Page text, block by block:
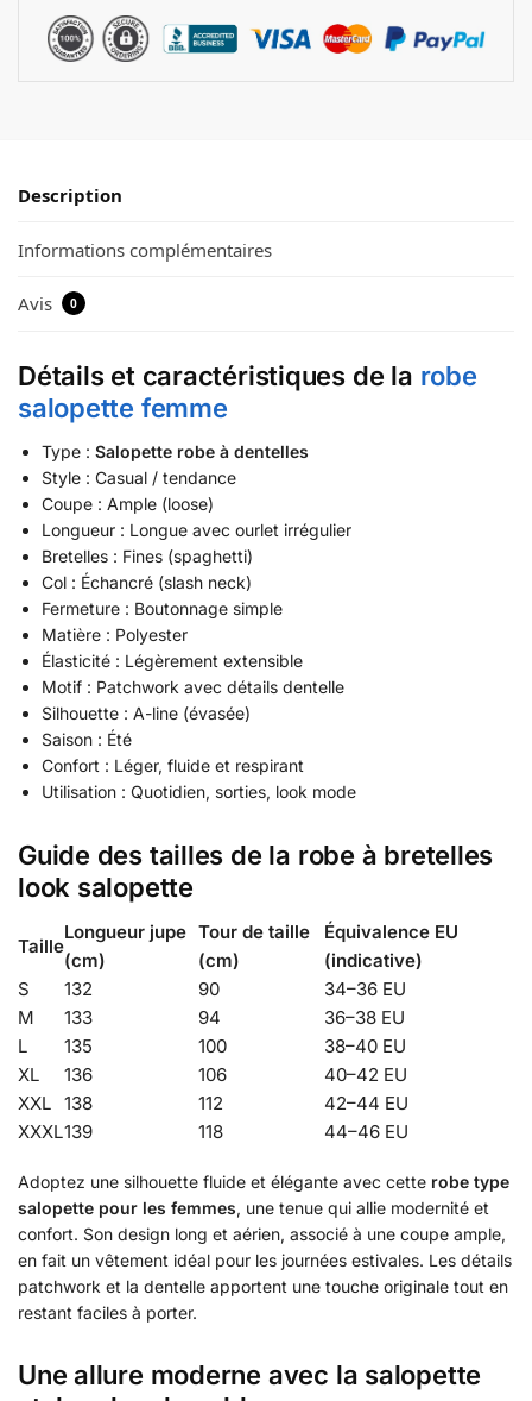
Description
Informations complémentaires
Avis 0
Détails et caractéristiques de la robe
salopette femme
Type : Salopette robe à dentelles
Style : Casual / tendance
Coupe : Ample (loose)
Longueur : Longue avec ourlet irrégulier
Bretelles : Fines (spaghetti)
Col : Échancré (slash neck)
Fermeture : Boutonnage simple
Matière : Polyester
Élasticité : Légèrement extensible
Motif : Patchwork avec détails dentelle
Silhouette : A-line (évasée)
Saison : Été
Confort : Léger, fluide et respirant
Utilisation : Quotidien, sorties, look mode
Guide des tailles de la robe à bretelles
look salopette
Taille
Longueur jupe
(cm)
Tour de taille
(cm)
Équivalence EU
(indicative)
S
132 90
34–36 EU
M
133 94
36–38 EU
L
135 100
38–40 EU
XL
136 106
40–42 EU
XXL 138 112
42–44 EU
XXXL139 118 44–46 EU
Adoptez une silhouette fluide et élégante avec cette robe type
salopette pour les femmes, une tenue qui allie modernité et
confort. Son design long et aérien, associé à une coupe ample,
en fait un vêtement idéal pour les journées estivales. Les détails
patchwork et la dentelle apportent une touche originale tout en
restant faciles à porter.
Une allure moderne avec la salopette